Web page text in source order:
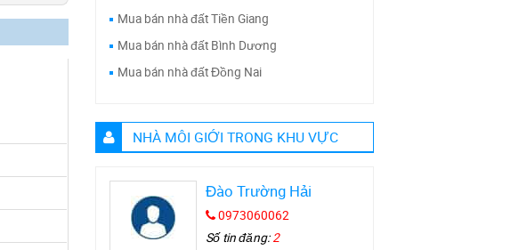
Mua bán nhà đất Tiền Giang
Mua bán nhà đất Bình Dương
Mua bán nhà đất Đồng Nai
NHÀ MÔI GIỚI TRONG KHU VỰC
Đào Trường Hải
0973060062
Số tin đăng:2